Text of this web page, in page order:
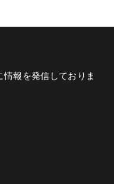
報を発信しておりま